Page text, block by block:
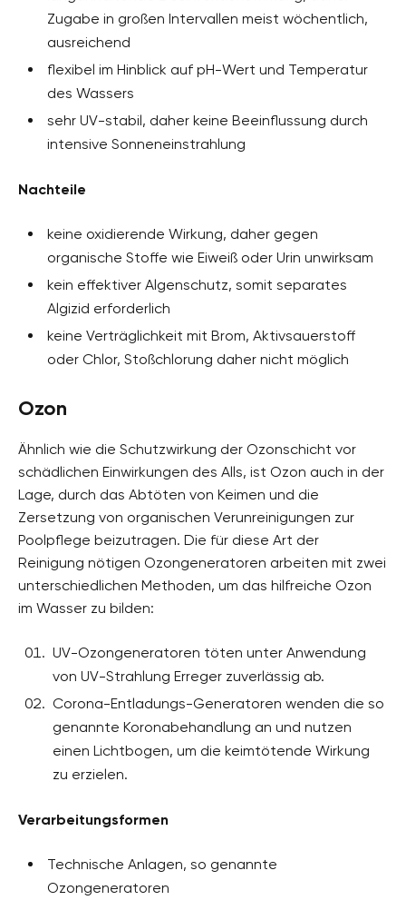
Zugabe in großen Intervallen meist wöchentlich,
ausreichend
flexibel im Hinblick auf pH-Wert und Temperatur
des Wassers
sehr UV-stabil, daher keine Beeinflussung durch
intensive Sonneneinstrahlung
Nachteile
keine oxidierende Wirkung, daher gegen
organische Stoffe wie Eiweiß oder Urin unwirksam
kein effektiver Algenschutz, somit separates
Algizid erforderlich
keine Verträglichkeit mit Brom, Aktivsauerstoff
oder Chlor, Stoßchlorung daher nicht möglich
Ozon
Ähnlich wie die Schutzwirkung der Ozonschicht vor
schädlichen Einwirkungen des Alls, ist Ozon auch in der
Lage, durch das Abtöten von Keimen und die
Zersetzung von organischen Verunreinigungen zur
Poolpflege beizutragen. Die für diese Art der
Reinigung nötigen Ozongeneratoren arbeiten mit zwei
unterschiedlichen Methoden, um das hilfreiche Ozon
im Wasser zu bilden:
UV-Ozongeneratoren töten unter Anwendung
von UV-Strahlung Erreger zuverlässig ab.
Corona-Entladungs-Generatoren wenden die so
genannte Koronabehandlung an und nutzen
einen Lichtbogen, um die keimtötende Wirkung
zu erzielen.
Verarbeitungsformen
Technische Anlagen, so genannte
Ozongeneratoren